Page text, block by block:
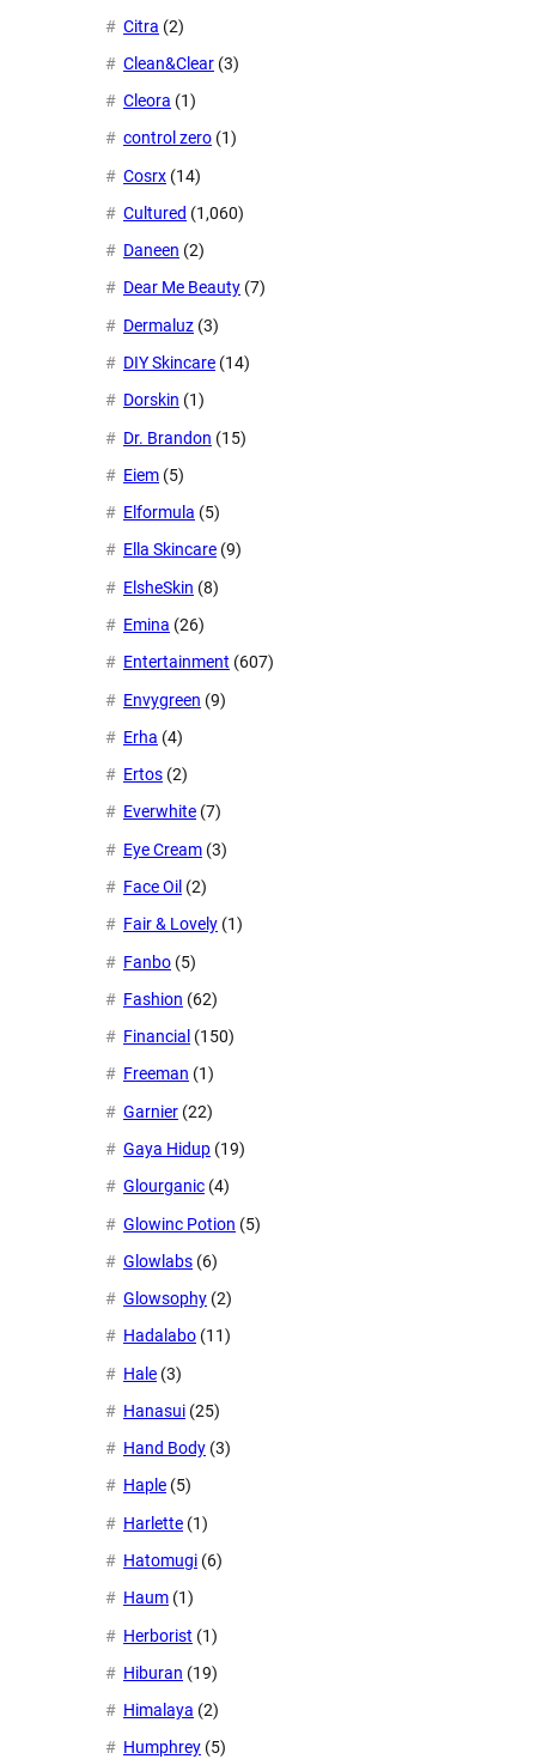
Citra (2)
Clean&Clear (3)
Cleora (1)
control zero (1)
Cosrx (14)
Cultured (1,060)
Daneen (2)
Dear Me Beauty (7)
Dermaluz (3)
DIY Skincare (14)
Dorskin (1)
Dr. Brandon (15)
Eiem (5)
Elformula (5)
Ella Skincare (9)
ElsheSkin (8)
Emina (26)
Entertainment (607)
Envygreen (9)
Erha (4)
Ertos (2)
Everwhite (7)
Eye Cream (3)
Face Oil (2)
Fair & Lovely (1)
Fanbo (5)
Fashion (62)
Financial (150)
Freeman (1)
Garnier (22)
Gaya Hidup (19)
Glourganic (4)
Glowinc Potion (5)
Glowlabs (6)
Glowsophy (2)
Hadalabo (11)
Hale (3)
Hanasui (25)
Hand Body (3)
Haple (5)
Harlette (1)
Hatomugi (6)
Haum (1)
Herborist (1)
Hiburan (19)
Himalaya (2)
Humphrey (5)